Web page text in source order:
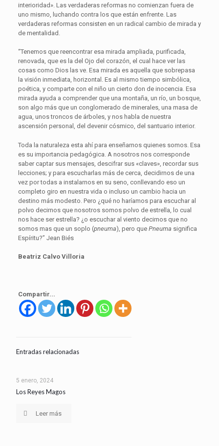
interioridad». Las verdaderas reformas no comienzan fuera de
uno mismo, luchando contra los que están enfrente. Las
verdaderas reformas consisten en un radical cambio de mirada y
de mentalidad.
“Tenemos que reencontrar esa mirada ampliada, purificada,
renovada, que es la del Ojo del corazón, el cual hace ver las
cosas como Dios las ve. Esa mirada es aquella que sobrepasa
la visión inmediata, horizontal. Es al mismo tiempo simbólica,
poética, y comparte con el niño un cierto don de inocencia. Esa
mirada ayuda a comprender que una montaña, un río, un bosque,
son algo más que un conglomerado de minerales, una masa de
agua, unos troncos de árboles, y nos habla de nuestra
ascensión personal, del devenir cósmico, del santuario interior.
Toda la naturaleza esta ahí para enseñarnos quienes somos. Esa
es su importancia pedagógica. A nosotros nos corresponde
saber captar sus mensajes, descifrar sus «claves», recordar sus
lecciones; y para escucharlas más de cerca, decidirnos de una
vez por todas a instalarnos en su seno, conllevando eso un
completo giro en nuestra vida o incluso un cambio hacia un
destino más modesto. Pero ¿qué no haríamos para escuchar al
polvo decirnos que nosotros somos polvo de estrella, lo cual
nos hace ser estrella? ¿o escuchar al viento decirnos que no
somos mas que un soplo (pneuma), pero que Pneuma significa
Espíritu?” Jean Biés
Beatriz Calvo Villoria
Compartir...
Entradas relacionadas
5 enero, 2024
Los Reyes Magos
Leer más